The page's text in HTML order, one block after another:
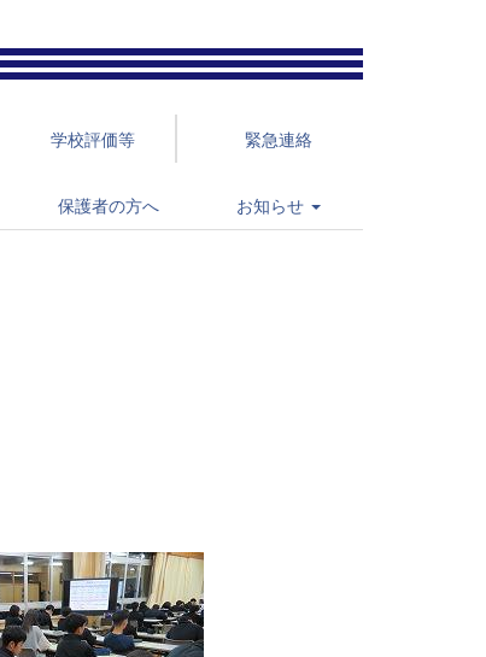
学校評価等 緊急連絡
保護者の方へ お知らせ